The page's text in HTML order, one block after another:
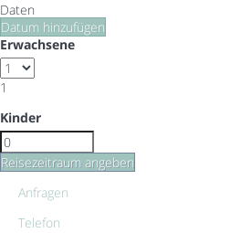
Daten
Datum hinzufügen
Erwachsene
1
Kinder
Reisezeitraum angeben
Anfragen
Telefon